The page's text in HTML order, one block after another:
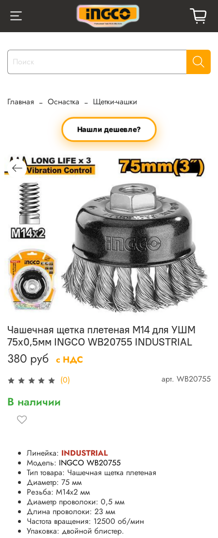
Главная Оснастка Щетки-чашки
Нашли дешевле?
(0) арт. WB20755
Чашечная щетка плетеная М14 для УШМ
75х0,5мм INGCO WB20755 INDUSTRIAL
380 руб с НДС
В наличии
Линейка: INDUSTRIAL
Модель: INGCO WB20755
Тип товара: Чашечная щетка плетеная
Диаметр: 75 мм
Резьба: M14х2 мм
Диаметр проволоки: 0,5 мм
Длина проволоки: 23 мм
Частота вращения: 12500 об/мин
Упаковка: двойной блистер.